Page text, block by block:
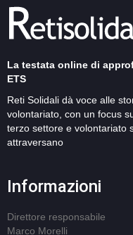
La testata online di
ETS
Reti Solidali dà voce alle
volontariato, con un focus
terzo settore e volontariato
attraversano
Informazioni
Direttore responsabile
Marco Morelli